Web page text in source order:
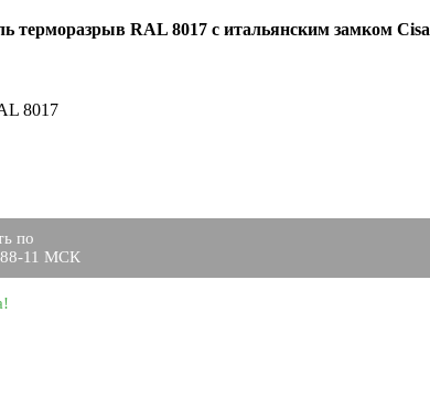
терморазрыв RAL 8017 с итальянским замком Cisa
8017
по
88-11 МСК